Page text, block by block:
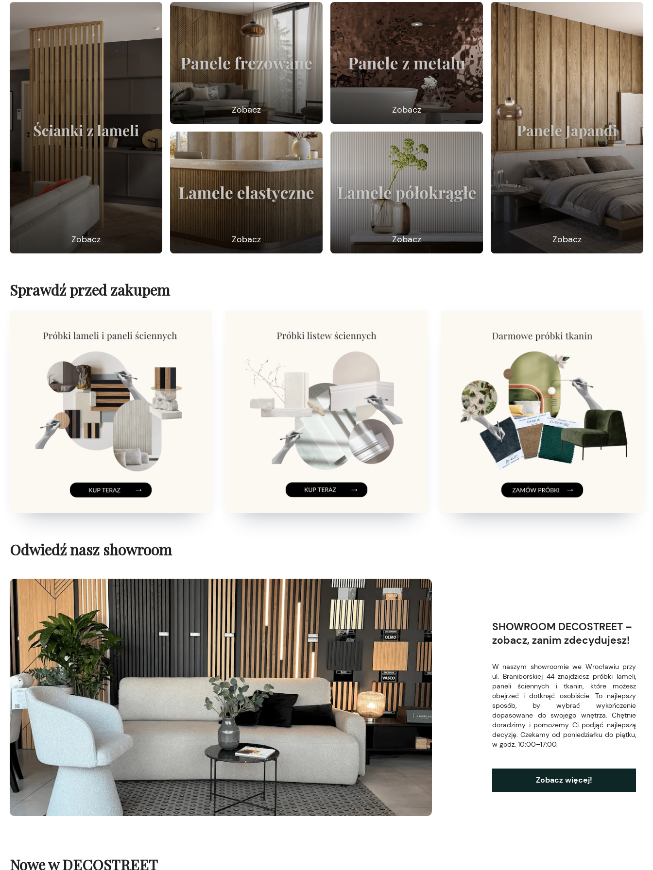
Zobacz
Zobacz Zobacz
Zobacz
Zobacz Zobacz
Sprawdź przed zakupem
Odwiedź nasz showroom
SHOWROOM DECOSTREET –
zobacz, zanim zdecydujesz!
W naszym showroomie we Wrocławiu przy
ul. Braniborskiej 44 znajdziesz próbki lameli,
paneli ściennych i tkanin, które możesz
obejrzeć i dotknąć osobiście. To najlepszy
sposób, by wybrać wykończenie
dopasowane do swojego wnętrza. Chętnie
doradzimy i pomożemy Ci podjąć najlepszą
decyzję. Czekamy od poniedziałku do piątku,
w godz. 10:00–17:00.
Zobacz więcej!
Nowe w DECOSTREET